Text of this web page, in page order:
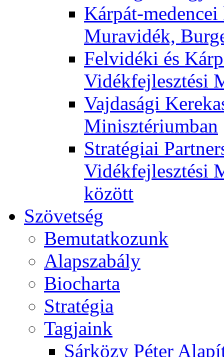
Kárpát-
Muravidék,
Felvidéki és
Vidékfejlesztési
Vajdasági
Minisztériumban
Stratégiai
Vidékfejlesztési
között
Szövetség
Bemutatkozunk
Alapszabály
Biocharta
Stratégia
Tagjaink
Sárközy Péter